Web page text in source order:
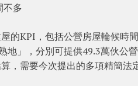
不多
的KPI，包括公營房屋輪候時
地」，分別可提供49.3萬伙公
，需要今次提出的多項精簡法